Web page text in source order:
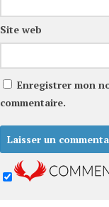
Site web
Enregistrer mon
commentaire.